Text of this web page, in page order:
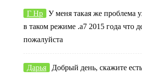
Г Нр
У меня такая же проблема
в таком режиме .а7 2015 года что
пожалуйста
Дарья
Добрый день, скажите